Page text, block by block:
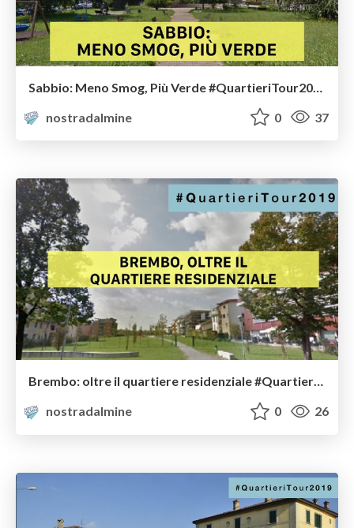
nostradalmine
0 37
Brembo: oltre il quartiere residenziale #QuartieriTour2019
nostradalmine
0 26